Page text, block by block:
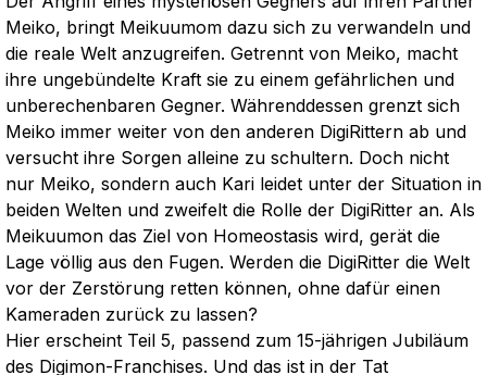
Meiko, bringt Meikuumom dazu sich zu verwandeln und
die reale Welt anzugreifen. Getrennt von Meiko, macht
ihre ungebündelte Kraft sie zu einem gefährlichen und
unberechenbaren Gegner. Währenddessen grenzt sich
Meiko immer weiter von den anderen DigiRittern ab und
versucht ihre Sorgen alleine zu schultern. Doch nicht
nur Meiko, sondern auch Kari leidet unter der Situation in
beiden Welten und zweifelt die Rolle der DigiRitter an. Als
Meikuumon das Ziel von Homeostasis wird, gerät die
Lage völlig aus den Fugen. Werden die DigiRitter die Welt
vor der Zerstörung retten können, ohne dafür einen
Kameraden zurück zu lassen?
Hier erscheint Teil 5, passend zum 15-jährigen Jubiläum
des Digimon-Franchises. Und das ist in der Tat